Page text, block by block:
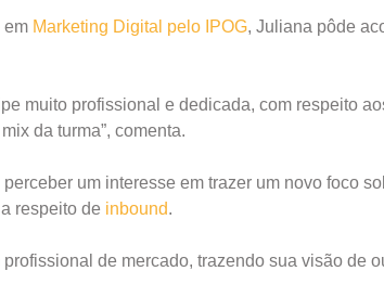
em Marketing Digital pelo IPOG, Juliana pôde
muito profissional e dedicada, com respeito
da turma”, comenta.
um interesse em trazer um novo foco
respeito de inbound.
de mercado, trazendo sua visão de